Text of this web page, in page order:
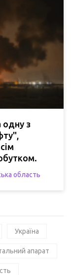
одну з
область
Україна
апарат